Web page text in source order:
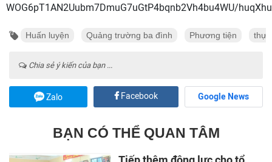
WOG6pT1AN2Uubm7DmuG7uGtP4bqnb2Vh4bu4WU/
Huấn luyện Quảng trường ba đình Phương tiện
Chia sẻ ý kiến của bạn ...
Zalo Facebook Google News
BẠN CÓ THỂ QUAN TÂM